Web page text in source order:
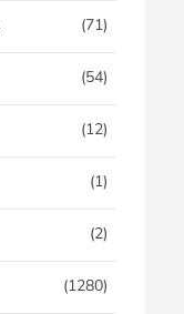
(71)
(54)
(12)
(1)
(2)
(1280)